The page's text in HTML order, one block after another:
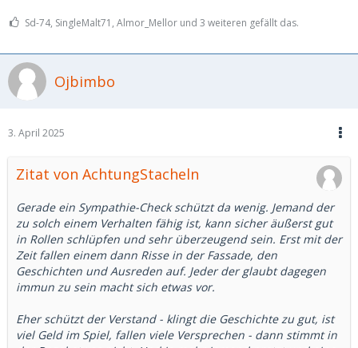
Sd-74, SingleMalt71, Almor_Mellor und 3 weiteren gefällt das.
Ojbimbo
3. April 2025
Zitat von AchtungStacheln
Gerade ein Sympathie-Check schützt da wenig. Jemand der
zu solch einem Verhalten fähig ist, kann sicher äußerst gut
in Rollen schlüpfen und sehr überzeugend sein. Erst mit der
Zeit fallen einem dann Risse in der Fassade, den
Geschichten und Ausreden auf. Jeder der glaubt dagegen
immun zu sein macht sich etwas vor.
Eher schützt der Verstand - klingt die Geschichte zu gut, ist
viel Geld im Spiel, fallen viele Versprechen - dann stimmt in